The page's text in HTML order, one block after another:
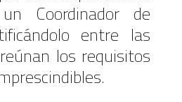
Coordinador de
entre las
los requisitos